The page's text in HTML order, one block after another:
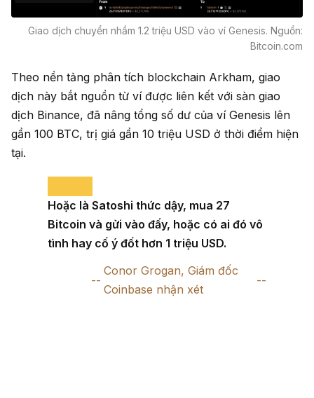
Giao dịch chuyển nhầm 1.2 triệu USD vào ví Genesis. Nguồn:
Bitcoin.com
Theo nền tảng phân tích blockchain Arkham, giao
dịch này bắt nguồn từ ví được liên kết với sàn giao
dịch Binance, đã nâng tổng số dư của ví Genesis lên
gần 100 BTC, trị giá gần 10 triệu USD ở thời điểm hiện
tại.
Hoặc là Satoshi thức dậy, mua 27
Bitcoin và gửi vào đấy, hoặc có ai đó vô
tình hay cố ý đốt hơn 1 triệu USD.
Conor Grogan, Giám đốc
Coinbase nhận xét